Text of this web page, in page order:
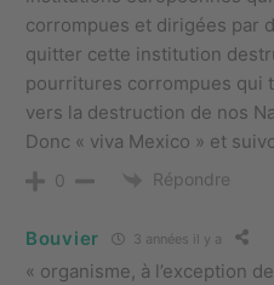
corrompues et dirigées par
quitter cette institution
pourritures corrompues qui
vers la destruction de nos
Donc « viva Mexico » et
0 Répondre
Bouvier 3 années il y a
« organisme, à l’exception